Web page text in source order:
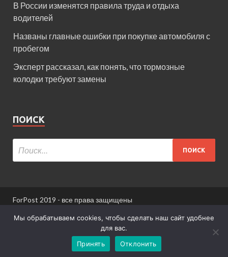
В России изменятся правила труда и отдыха
водителей
Названы главные ошибки при покупке автомобиля с
пробегом
Эксперт рассказал, как понять, что тормозные
колодки требуют замены
ПОИСК
ForPost 2019 - все права защищены
При использовании материалов сайта ссылка
Информация для пользователей сайта
Мы обрабатываем cookies, чтобы сделать наш сайт удобнее
для вас.
Принять
Отклонить